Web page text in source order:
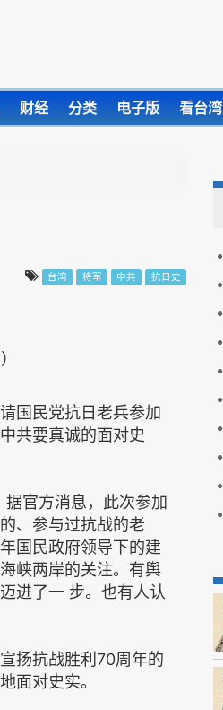
财经 分类 电子版 看台湾
台湾 将军 中共 抗日史
国民党抗日老兵参加
共要真诚的面对史
官方消息，此次参加
、参与过抗战的老
国民政府领导下的建
峡两岸的关注。有舆
进了一 步。也有人认
扬抗战胜利70周年的
面对史实。